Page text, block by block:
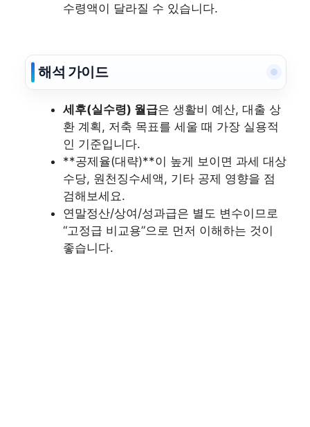
수령액이 달라질 수 있습니다.
해석 가이드
세후(실수령) 월급은 생활비 예산, 대출 상
환 계획, 저축 목표를 세울 때 가장 실용적
인 기준입니다.
**공제율(대략)**이 높게 보이면 과세 대상
수당, 원천징수세액, 기타 공제 영향을 점
검해보세요.
연말정산/상여/성과급은 별도 변수이므로
“고정급 비교용”으로 먼저 이해하는 것이
좋습니다.